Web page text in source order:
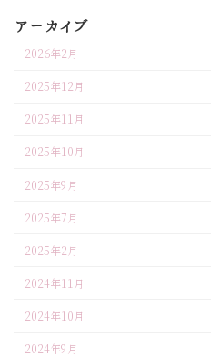
アーカイブ
2026年2月
2025年12月
2025年11月
2025年10月
2025年9月
2025年7月
2025年2月
2024年11月
2024年10月
2024年9月